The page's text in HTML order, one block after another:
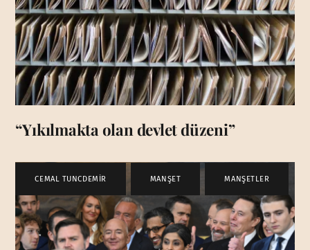
“Yıkılmakta olan devlet düzeni”
CEMAL TUNCDEMİR MANŞET MANŞETLER